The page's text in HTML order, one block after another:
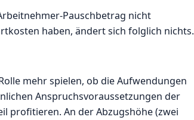
Pauschbetrag nicht
haben, ändert sich folglich nichts.
mehr spielen, ob die Aufwendungen
Anspruchsvoraussetzungen der
profitieren. An der Abzugshöhe (zwei